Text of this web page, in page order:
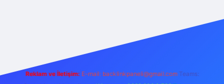
Reklam ve İletişim: E-mail: backlinkpaneli@gmail.com Teams: